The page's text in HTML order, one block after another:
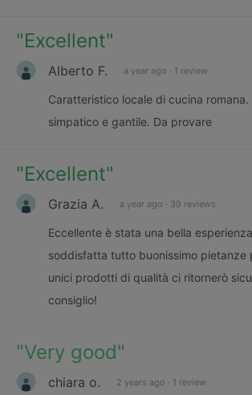
"Excellent"
Alberto F. a year ago · 1 review
Caratteristico locale di cucina romana.
simpatico e gantile. Da provare
"Excellent"
Grazia A. a year ago · 39 reviews
Eccellente è stata una bella
soddisfatta tutto buonissimo pietanze
unici prodotti di qualità ci ritornerò
consiglio!
"Very good"
chiara o. 2 years ago · 1 review